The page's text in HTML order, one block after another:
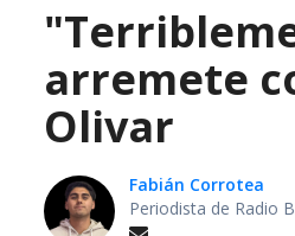
arremete
Olivar
Fabián Corrotea
Periodista de Radio